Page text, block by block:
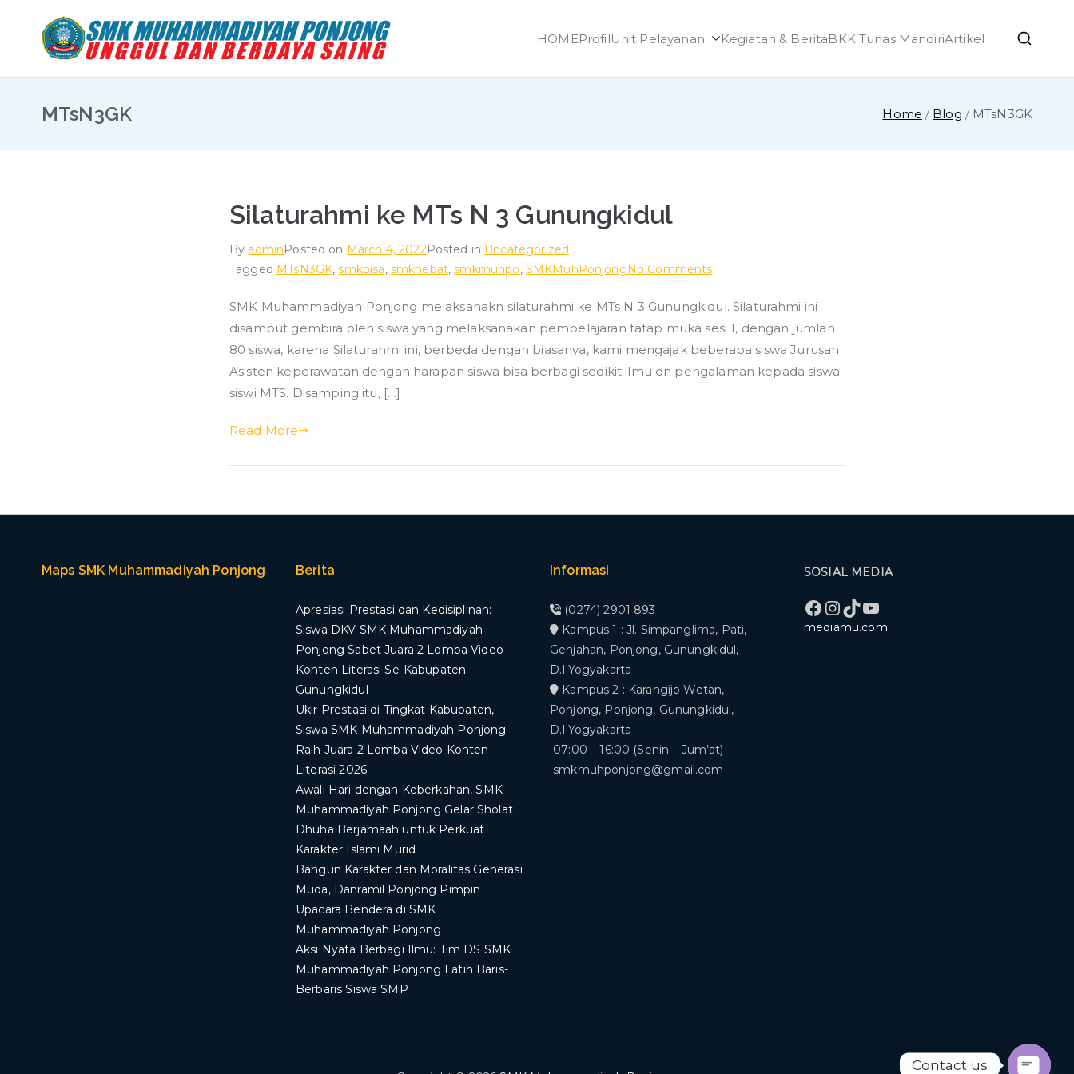
content
SMK Muhammadiyah Ponjong
HOMEProfilUnit Pelayanan Kegiatan & BeritaBKK Tunas MandiriArtikel
MTsN3GK Home Blog MTsN3GK
Silaturahmi ke MTs N 3 Gunungkidul
By adminPosted on March 4, 2022Posted in Uncategorized
Tagged MTsN3GK,smkbisa, smkhebat,smkmuhpo, SMKMuhPonjongNo Commentson
ke
MTs
N
3
SMK Muhammadiyah Ponjong melaksanakn silaturahmi ke MTs N 3 Gunungkidul. Silaturahmi ini
disambut gembira oleh siswa yang melaksanakan pembelajaran tatap muka sesi 1, dengan jumlah
80 siswa, karena Silaturahmi ini, berbeda dengan biasanya, kami mengajak beberapa siswa Jurusan
Asisten keperawatan dengan harapan siswa bisa berbagi sedikit ilmu dn pengalaman kepada siswa
siswi MTS. Disamping itu, […]
Read More
Maps SMK Muhammadiyah Ponjong Berita
Apresiasi Prestasi dan Kedisiplinan:
Siswa DKV SMK Muhammadiyah
Ponjong Sabet Juara 2 Lomba Video
Konten Literasi Se-Kabupaten
Gunungkidul
Ukir Prestasi di Tingkat Kabupaten,
Siswa SMK Muhammadiyah Ponjong
Raih Juara 2 Lomba Video Konten
Literasi 2026
Awali Hari dengan Keberkahan, SMK
Muhammadiyah Ponjong Gelar Sholat
Dhuha Berjamaah untuk Perkuat
Karakter Islami Murid
Bangun Karakter dan Moralitas Generasi
Muda, Danramil Ponjong Pimpin
Upacara Bendera di SMK
Muhammadiyah Ponjong
​Aksi Nyata Berbagi Ilmu: Tim DS SMK
Muhammadiyah Ponjong Latih Baris-
Berbaris Siswa SMP
Informasi
(0274) 2901 893
Kampus 1 : Jl. Simpanglima, Pati,
Genjahan, Ponjong, Gunungkidul,
D.I.Yogyakarta
Kampus 2 : Karangijo Wetan,
Ponjong, Ponjong, Gunungkidul,
D.I.Yogyakarta
07:00 – 16:00 (Senin – Jum’at)
smkmuhponjong@gmail.com
SOSIAL MEDIA
Facebook
Instagram
TikTok
YouTube
mediamu.com
Contact us